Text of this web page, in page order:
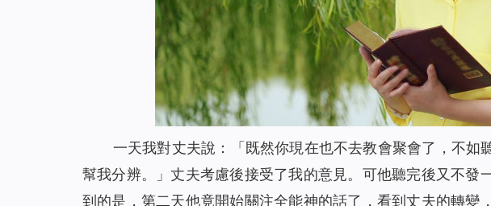
一天我對丈夫說：「既然你現在也不去教會聚會了，不如
幫我分辨。」丈夫考慮後接受了我的意見。可他聽完後又不發
到的是，第二天他竟開始關注全能神的話了，看到丈夫的轉變